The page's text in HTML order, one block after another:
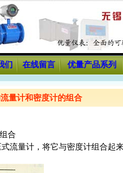
们 在线留言 优量产品系列
量计和密度计的组合
合
流量计，将它与密度计组合起